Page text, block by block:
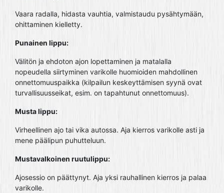
Vaara radalla, hidasta vauhtia, valmistaudu pysähtymään,
ohittaminen kielletty.
Punainen lippu:
Välitön ja ehdoton ajon lopettaminen ja matalalla
nopeudella siirtyminen varikolle huomioiden mahdollinen
onnettomuuspaikka (kilpailun keskeyttämisen syynä ovat
turvallisuusseikat, esim. on tapahtunut onnettomuus).
Musta lippu:
Virheellinen ajo tai vika autossa. Aja kierros varikolle asti ja
mene päälipun puhutteluun.
Mustavalkoinen ruutulippu:
Ajosessio on päättynyt. Aja yksi rauhallinen kierros ja palaa
varikolle.